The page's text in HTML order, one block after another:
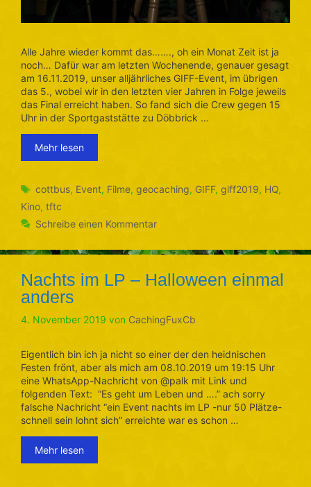
Alle Jahre wieder kommt das……., oh ein Monat Zeit ist ja
noch… Dafür war am letzten Wochenende, genauer gesagt
am 16.11.2019, unser alljährliches GIFF-Event, im übrigen
das 5., wobei wir in den letzten vier Jahren in Folge jeweils
das Final erreicht haben. So fand sich die Crew gegen 15
Uhr in der Sportgaststätte zu Döbbrick …
Mehr lesen
Schlagwörter
cottbus, Event, Filme,geocaching, GIFF,giff2019, HQ,
Kino, tftc
Schreibe einen Kommentar
Nachts im LP – Halloween einmal
anders
4. November 2019 von CachingFuxCb
Eigentlich bin ich ja nicht so einer der den heidnischen
Festen frönt, aber als mich am 08.10.2019 um 19:15 Uhr
eine WhatsApp-Nachricht von @palk mit Link und
folgenden Text: “Es geht um Leben und ….” ach sorry
falsche Nachricht “ein Event nachts im LP -nur 50 Plätze-
schnell sein lohnt sich” erreichte war es schon …
Mehr lesen